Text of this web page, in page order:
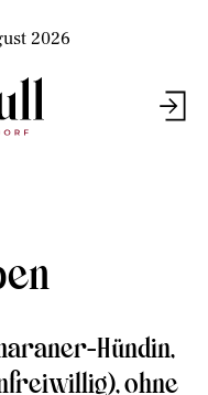
2026
Hündin,
ohne